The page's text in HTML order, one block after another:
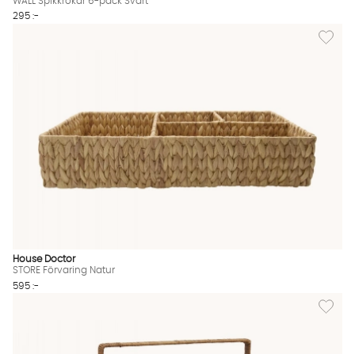
295 :-
Lägg
House Doctor
STORE Förvaring Natur
595 :-
Lägg till